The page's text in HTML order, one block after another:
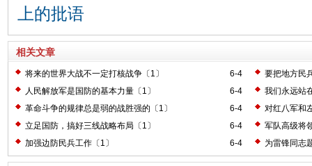
上的批语
相关文章
6-4
将来的世界大战不一定打核战争〔1〕
要把地方民
6-4
人民解放军是国防的基本力量〔1〕
我们永远站
6-4
革命斗争的规律总是弱的战胜强的〔1〕
对红八军和
6-4
立足国防，搞好三线战略布局〔1〕
军队高级将
6-4
加强边防民兵工作〔1〕 为雷锋同志